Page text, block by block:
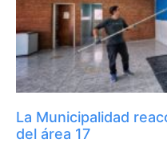
La Municipalidad
del área 17